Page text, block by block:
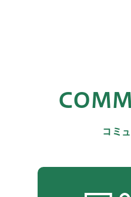
コミ